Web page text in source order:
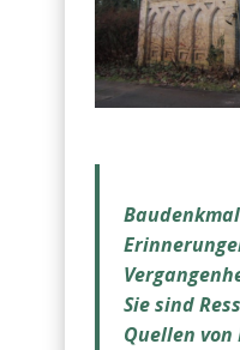
Sie sind
Quellen